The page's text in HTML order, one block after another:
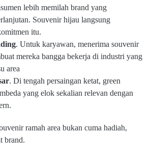
lebih memilah brand yang
Souvenir hijau langsung
itu.
. Untuk karyawan, menerima souvenir
mereka bangga bekerja di industri yang
area
. Di tengah persaingan ketat, green
yang elok sekalian relevan dengan
ramah area bukan cuma hadiah,
brand.